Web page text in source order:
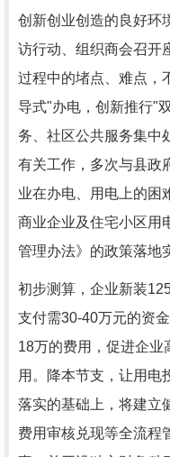
创新创业创造的良好环
访行动、组织商会召开
过程中的堵点、难点，
导式"办电，创新推行"
务、社区公共服务集中
有关工作，多次与县政
业在办电、用电上的困
商业企业及住宅小区用
管理办法》的政策落地
初步测算，企业新装
支付需30-40万元的资
18万的费用，促进企业
用。降本节支，让用电
落实的基础上，将建立
费用审核兑现等全流程